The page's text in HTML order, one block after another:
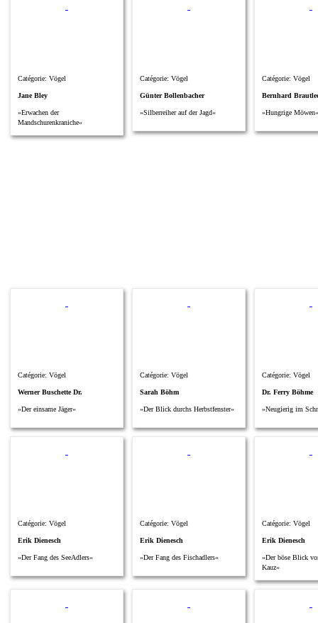
Catégorie: Vögel
Jane Bley
»Erwachen der
Mandschurenkraniche«
Catégorie: Vögel
Günter Bollenbacher
»Silberreiher auf der Jagd«
Catégorie: Vögel
Bernhard
»Hungrige Möwen«
Catégorie: Vögel
Werner Buschette Dr.
»Der einsame Jäger«
Catégorie: Vögel
Sarah Böhm
»Der Blick durchs Herbstfenster«
Catégorie: Vögel
Dr. Ferry Böhme
»Neugierig im
Catégorie: Vögel
Erik Dienesch
»Der Fang des SeeAdlers«
Catégorie: Vögel
Erik Dienesch
»Der Fang des Fischadlers«
Catégorie: Vögel
Erik Dienesch
»Der böse Blick
Kauz«